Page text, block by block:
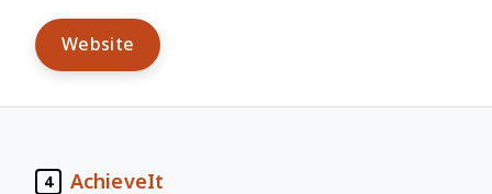
Website
4 AchieveIt